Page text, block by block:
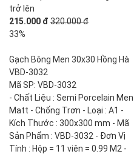
trở lên
215.000 đ 320.000 đ
33%
Gạch Bông Men 30x30 Hồng Hà
VBD-3032
Mã SP: VBD-3032
- Chất Liệu : Semi Porcelain Men
Matt - Chống Trơn - Loại : A1 -
Kích Thước : 300x300 mm - Mã
Sản Phẩm : VBD-3032 - Đơn Vị
Tính : Hộp = 11 viên = 0.99 M2 -